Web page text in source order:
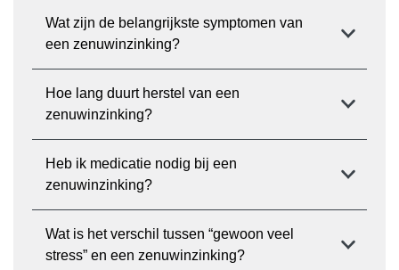
Wat zijn de belangrijkste symptomen van
een zenuwinzinking?
Hoe lang duurt herstel van een
zenuwinzinking?
Heb ik medicatie nodig bij een
zenuwinzinking?
Wat is het verschil tussen “gewoon veel
stress” en een zenuwinzinking?